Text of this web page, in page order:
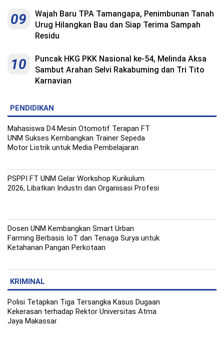
09
Wajah Baru TPA Tamangapa, Penimbunan Tanah
Urug Hilangkan Bau dan Siap Terima Sampah
Residu
10
Puncak HKG PKK Nasional ke-54, Melinda Aksa
Sambut Arahan Selvi Rakabuming dan Tri Tito
Karnavian
PENDIDIKAN
Mahasiswa D4 Mesin Otomotif Terapan FT
UNM Sukses Kembangkan Trainer Sepeda
Motor Listrik untuk Media Pembelajaran
PSPPI FT UNM Gelar Workshop Kurikulum
2026, Libatkan Industri dan Organisasi Profesi
Dosen UNM Kembangkan Smart Urban
Farming Berbasis IoT dan Tenaga Surya untuk
Ketahanan Pangan Perkotaan
KRIMINAL
Polisi Tetapkan Tiga Tersangka Kasus Dugaan
Kekerasan terhadap Rektor Universitas Atma
Jaya Makassar